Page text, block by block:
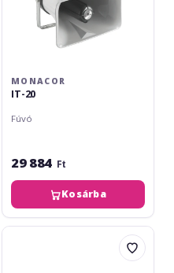
MONACOR
IT-20
Fúvó
29 884 Ft
Kosárba
LD